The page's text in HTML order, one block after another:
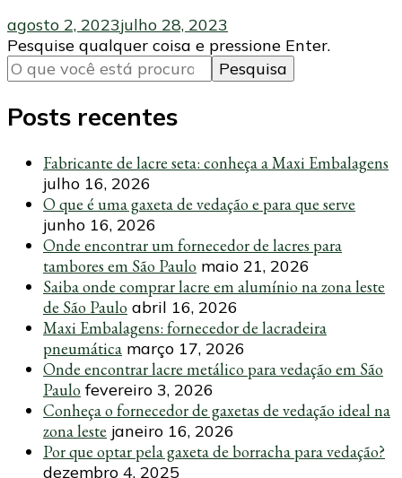
agosto 2, 2023julho 28, 2023
Procurando
algo?
Pesquise qualquer coisa e pressione Enter.
Posts recentes
Fabricante de lacre seta: conheça a Maxi Embalagens
julho 16, 2026
O que é uma gaxeta de vedação e para que serve
junho 16, 2026
Onde encontrar um fornecedor de lacres para
tambores em São Paulo maio 21, 2026
Saiba onde comprar lacre em alumínio na zona leste
de São Paulo abril 16, 2026
Maxi Embalagens: fornecedor de lacradeira
pneumática março 17, 2026
Onde encontrar lacre metálico para vedação em São
Paulo fevereiro 3, 2026
Conheça o fornecedor de gaxetas de vedação ideal na
zona leste janeiro 16, 2026
Por que optar pela gaxeta de borracha para vedação?
dezembro 4, 2025